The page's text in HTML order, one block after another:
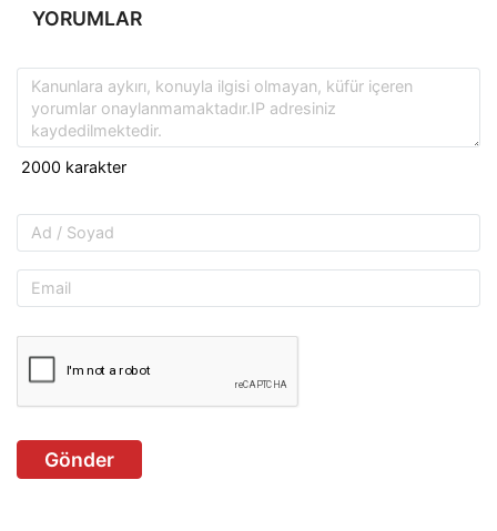
YORUMLAR
Gönder